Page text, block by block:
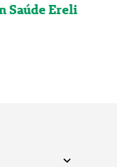
Saúde Ereli